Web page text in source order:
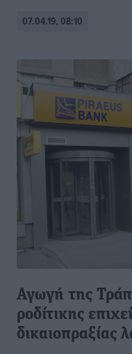
07.04.19, 08:10
Αγωγή της
ροδίτικης
δικαιοπραξίας